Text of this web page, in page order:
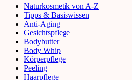
Naturkosmetik von A-Z
Tipps & Basiswissen
Anti-Aging
Gesichtspflege
Bodybutter
Body Whip
Körperpflege
Peeling
Haarpflege